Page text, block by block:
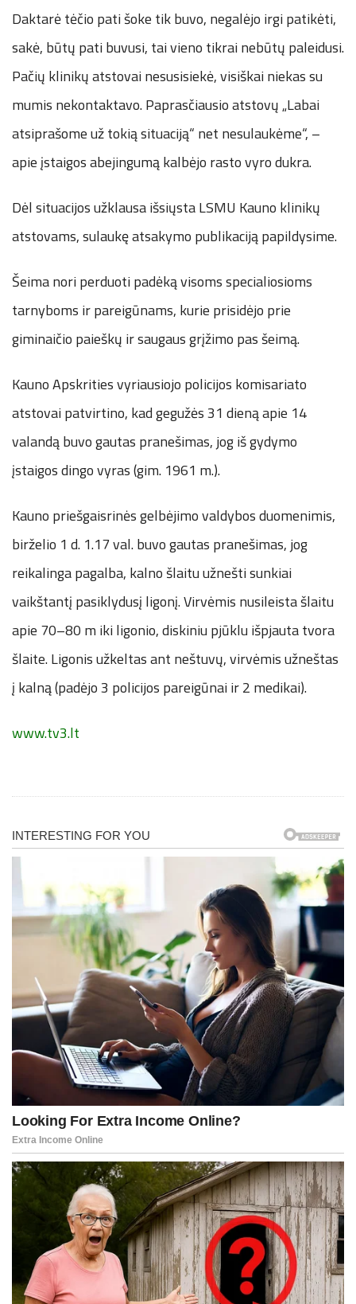
Daktarė tėčio pati šoke tik buvo, negalėjo irgi patikėti,
sakė, būtų pati buvusi, tai vieno tikrai nebūtų paleidusi.
Pačių klinikų atstovai nesusisiekė, visiškai niekas su
mumis nekontaktavo. Paprasčiausio atstovų „Labai
atsiprašome už tokią situaciją“ net nesulaukėme“, –
apie įstaigos abejingumą kalbėjo rasto vyro dukra.
Dėl situacijos užklausa išsiųsta LSMU Kauno klinikų
atstovams, sulaukę atsakymo publikaciją papildysime.
Šeima nori perduoti padėką visoms specialiosioms
tarnyboms ir pareigūnams, kurie prisidėjo prie
giminaičio paieškų ir saugaus grįžimo pas šeimą.
Kauno Apskrities vyriausiojo policijos komisariato
atstovai patvirtino, kad gegužės 31 dieną apie 14
valandą buvo gautas pranešimas, jog iš gydymo
įstaigos dingo vyras (gim. 1961 m.).
Kauno priešgaisrinės gelbėjimo valdybos duomenimis,
birželio 1 d. 1.17 val. buvo gautas pranešimas, jog
reikalinga pagalba, kalno šlaitu užnešti sunkiai
vaikštantį pasiklydusį ligonį. Virvėmis nusileista šlaitu
apie 70–80 m iki ligonio, diskiniu pjūklu išpjauta tvora
šlaite. Ligonis užkeltas ant neštuvų, virvėmis užneštas
į kalną (padėjo 3 policijos pareigūnai ir 2 medikai).
www.tv3.lt